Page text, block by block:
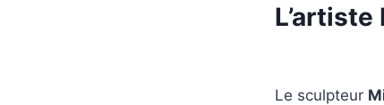
Le sculpteur